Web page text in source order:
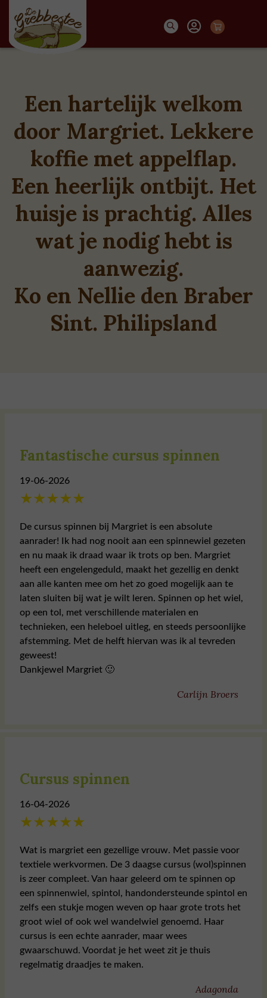
Een hartelijk welkom
door Margriet. Lekkere
koffie met appelflap.
Een heerlijk ontbijt. Het
huisje is prachtig. Alles
wat je nodig hebt is
aanwezig.
Ko en Nellie den Braber
Sint. Philipsland
Fantastische cursus spinnen
19-06-2026
★★★★★
De cursus spinnen bij Margriet is een absolute
aanrader! Ik had nog nooit aan een spinnewiel gezeten
en nu maak ik draad waar ik trots op ben. Margriet
heeft een engelengeduld, maakt het gezellig en denkt
aan alle kanten mee om het zo goed mogelijk aan te
laten sluiten bij wat je wilt leren. Spinnen op het wiel,
op een tol, met verschillende materialen en
technieken, een heleboel uitleg, en steeds persoonlijke
afstemming. Met de helft hiervan was ik al tevreden
geweest!
Dankjewel Margriet 🙂
Carlijn Broers
Cursus spinnen
16-04-2026
★★★★★
Wat is margriet een gezellige vrouw. Met passie voor
textiele werkvormen. De 3 daagse cursus (wol)spinnen
is zeer compleet. Van haar geleerd om te spinnen op
een spinnenwiel, spintol, handondersteunde spintol en
zelfs een stukje mogen weven op haar grote trots het
groot wiel of ook wel wandelwiel genoemd. Haar
cursus is een echte aanrader, maar wees
gwaarschuwd. Voordat je het weet zit je thuis
regelmatig draadjes te maken.
Adagonda